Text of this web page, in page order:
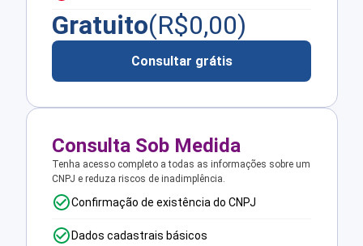
Gratuito(R$0,00)
Consultar grátis
Consulta Sob Medida
Tenha acesso completo a todas as informações sobre um
CNPJ e reduza riscos de inadimplência.
Confirmação de existência do CNPJ
Dados cadastrais básicos